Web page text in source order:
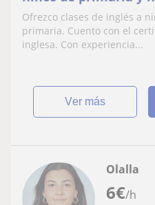
experiencia
Ofrezco clases de inglés a
primaria. Cuento con el
inglesa. Con experiencia...
ver más
6€/h
Olalla